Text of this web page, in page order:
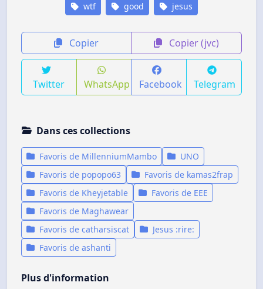
wtf good jesus
Copier Copier (jvc)
Twitter WhatsApp Facebook Telegram
Dans ces collections
Favoris de MillenniumMambo
UNO
Favoris de popopo63
Favoris de kamas2frap
Favoris de Kheyjetable
Favoris de EEE
Favoris de Maghawear
Favoris de catharsiscat
Jesus :rire:
Favoris de ashanti
Plus d'information